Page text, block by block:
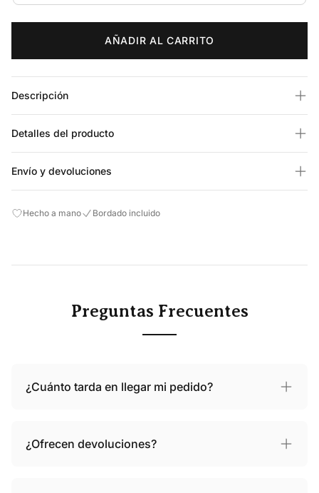
AÑADIR AL CARRITO
Descripción
Detalles del producto
Envío y devoluciones
Hecho a mano Bordado incluido
Preguntas Frecuentes
¿Cuánto tarda en llegar mi pedido?
¿Ofrecen devoluciones?